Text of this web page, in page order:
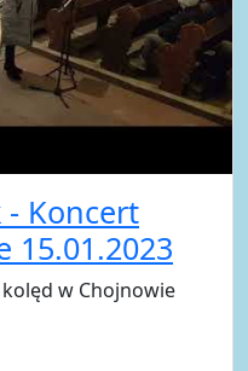
- Koncert
15.01.2023
w Chojnowie